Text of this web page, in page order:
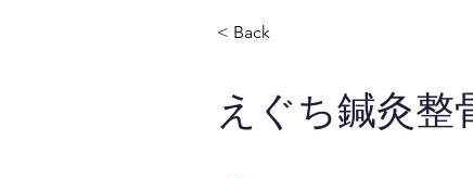
< Back
えぐち鍼灸整